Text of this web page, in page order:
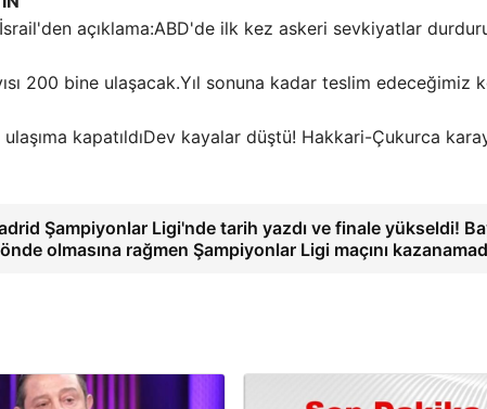
ABD'de ilk kez askeri sevkiyatlar
Yıl sonuna kadar teslim edeceğimiz
Dev kayalar düştü! Hakkari-Çukurca
Şampiyonlar Ligi'nde tarih yazdı ve finale yükseldi!
olmasına rağmen Şampiyonlar Ligi maçını